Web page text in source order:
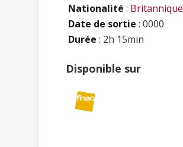
Nationalité : Britannique
Date de sortie : 0000
Durée : 2h 15min
Disponible sur